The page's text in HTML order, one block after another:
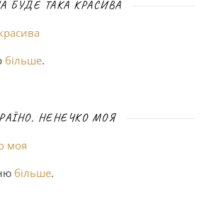
БУДЕ ТАКА КРАСИВА
більше.
НЕНЕЧКО МОЯ
більше.